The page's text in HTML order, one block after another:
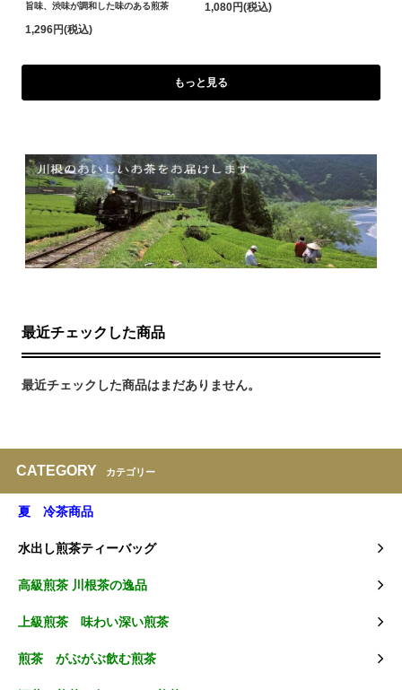
旨味、渋味が調和した味のある煎茶
1,296円(税込)
1,080円(税込)
もっと見る
最近チェックした商品
最近チェックした商品はまだありません。
CATEGORY カテゴリー
夏 冷茶商品
水出し煎茶ティーバッグ
高級煎茶 川根茶の逸品
上級煎茶 味わい深い煎茶
煎茶 がぶがぶ飲む煎茶